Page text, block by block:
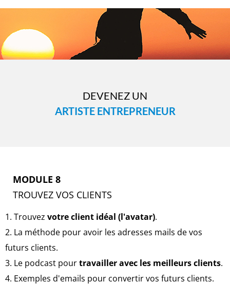
DEVENEZ UN
ARTISTE ENTREPRENEUR
MODULE 8
TROUVEZ VOS CLIENTS
1. Trouvez votre client idéal (l'avatar).
2. La méthode pour avoir les adresses mails de vos
futurs clients.
3. Le podcast pourtravailler avec les meilleurs clients.
4. Exemples d'emails pour convertir vos futurs clients.